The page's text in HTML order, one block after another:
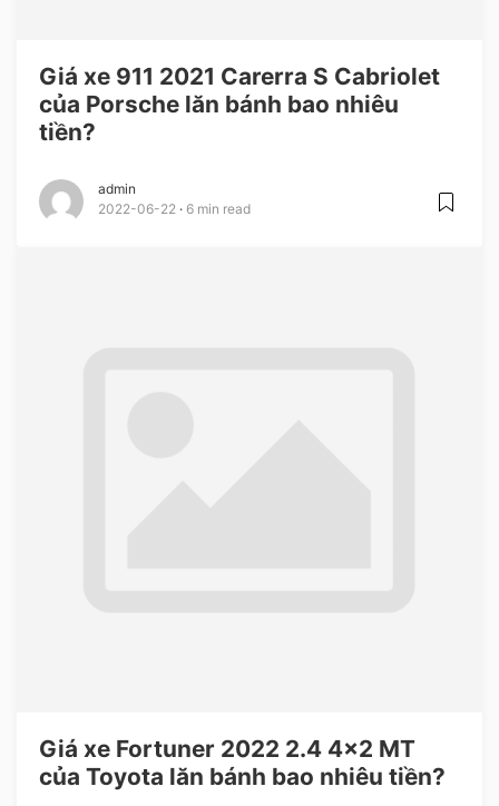
Giá xe 911 2021 Carerra S Cabriolet
của Porsche lăn bánh bao nhiêu
tiền?
admin
2022-06-22
6 min read
Giá xe Fortuner 2022 2.4 4×2 MT
của Toyota lăn bánh bao nhiêu tiền?